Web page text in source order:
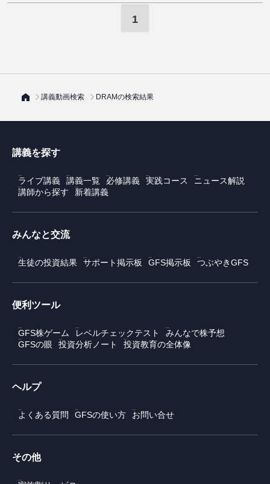
1
講義動画検索 DRAMの検索結果
講義を探す
ライブ講義 講義一覧 必修講義 実践コース
ニュース解説
講師から探す
新着講義
みんなと交流
生徒の投資結果 サポート掲示板 GFS掲示板 つぶやきGFS
便利ツール
GFS株ゲーム レベルチェックテスト
みんなで株予想
GFSの眼
投資分析ノート 投資教育の全体像
ヘルプ
よくある質問 GFSの使い方 お問い合せ
その他